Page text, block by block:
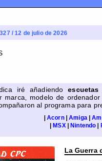
/ 12 de julio de 2026
iré añadiendo
marca, modelo de
al programa para
Acorn|Amiga|
MSX| Nintendo
La Guerra